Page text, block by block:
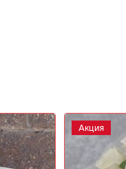
Акция